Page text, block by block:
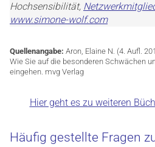
Hochsensibilität,
www.simone-wolf.com
Quellenangabe: Aron, Elaine N. (4. Aufl.
Wie Sie auf die besonderen Schwächen
eingehen. mvg Verlag
Hier geht es zu weiteren
Häufig gestellte Fragen